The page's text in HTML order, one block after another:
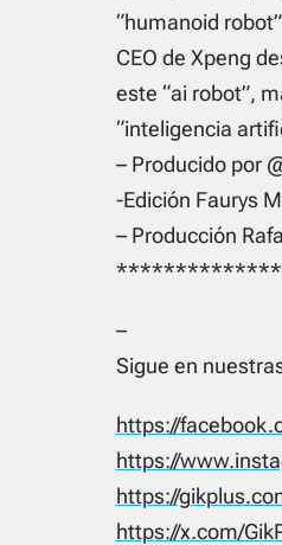
“humanoid
CEO de Xpeng
este “ai robot”,
“inteligencia
– Producido por
-Edición Faurys
– Producción
–
Sigue en
https://
https://
https://
https://x.com/